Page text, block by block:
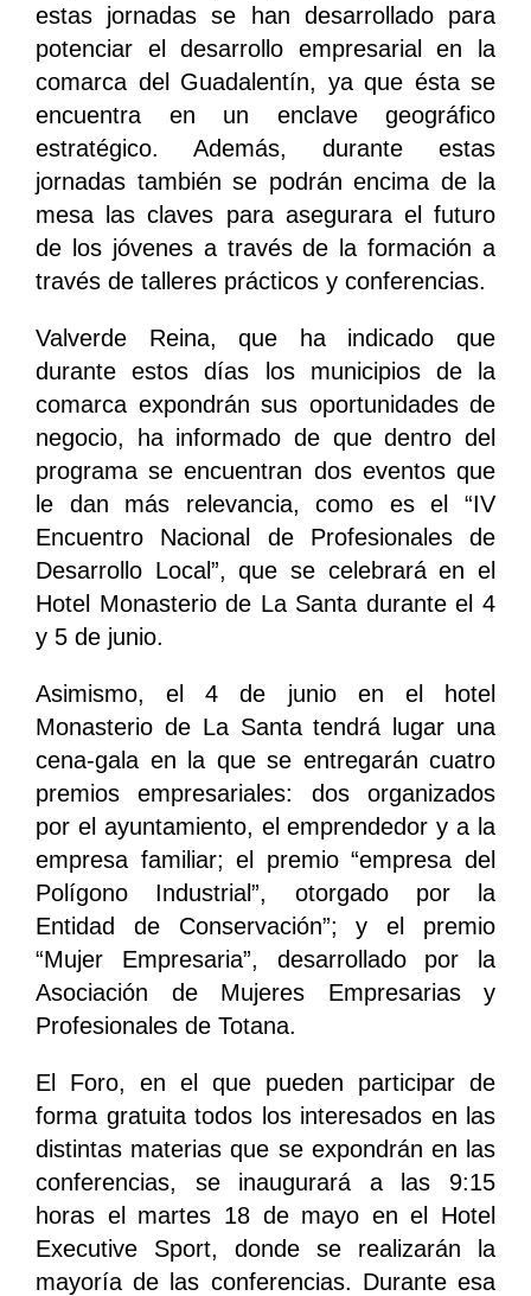
estas jornadas se han desarrollado para
potenciar el desarrollo empresarial en la
comarca del Guadalentín, ya que ésta se
encuentra en un enclave geográfico
estratégico. Además, durante estas
jornadas también se podrán encima de la
mesa las claves para asegurara el futuro
de los jóvenes a través de la formación a
través de talleres prácticos y conferencias.
Valverde Reina, que ha indicado que
durante estos días los municipios de la
comarca expondrán sus oportunidades de
negocio, ha informado de que dentro del
programa se encuentran dos eventos que
le dan más relevancia, como es el “IV
Encuentro Nacional de Profesionales de
Desarrollo Local”, que se celebrará en el
Hotel Monasterio de La Santa durante el 4
y 5 de junio.
Asimismo, el 4 de junio en el hotel
Monasterio de La Santa tendrá lugar una
cena-gala en la que se entregarán cuatro
premios empresariales: dos organizados
por el ayuntamiento, el emprendedor y a la
empresa familiar; el premio “empresa del
Polígono Industrial”, otorgado por la
Entidad de Conservación”; y el premio
“Mujer Empresaria”, desarrollado por la
Asociación de Mujeres Empresarias y
Profesionales de Totana.
El Foro, en el que pueden participar de
forma gratuita todos los interesados en las
distintas materias que se expondrán en las
conferencias, se inaugurará a las 9:15
horas el martes 18 de mayo en el Hotel
Executive Sport, donde se realizarán la
mayoría de las conferencias. Durante esa